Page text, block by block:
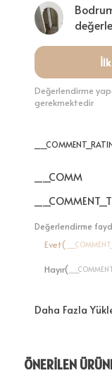
Değerlendirme
gerekmektedir
Değerlendirme
Evet(
Hayır(
Daha Fazla
ÖNERİLEN